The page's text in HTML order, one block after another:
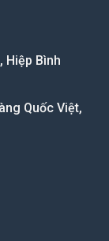
Hiệp Bình
Quốc Việt,